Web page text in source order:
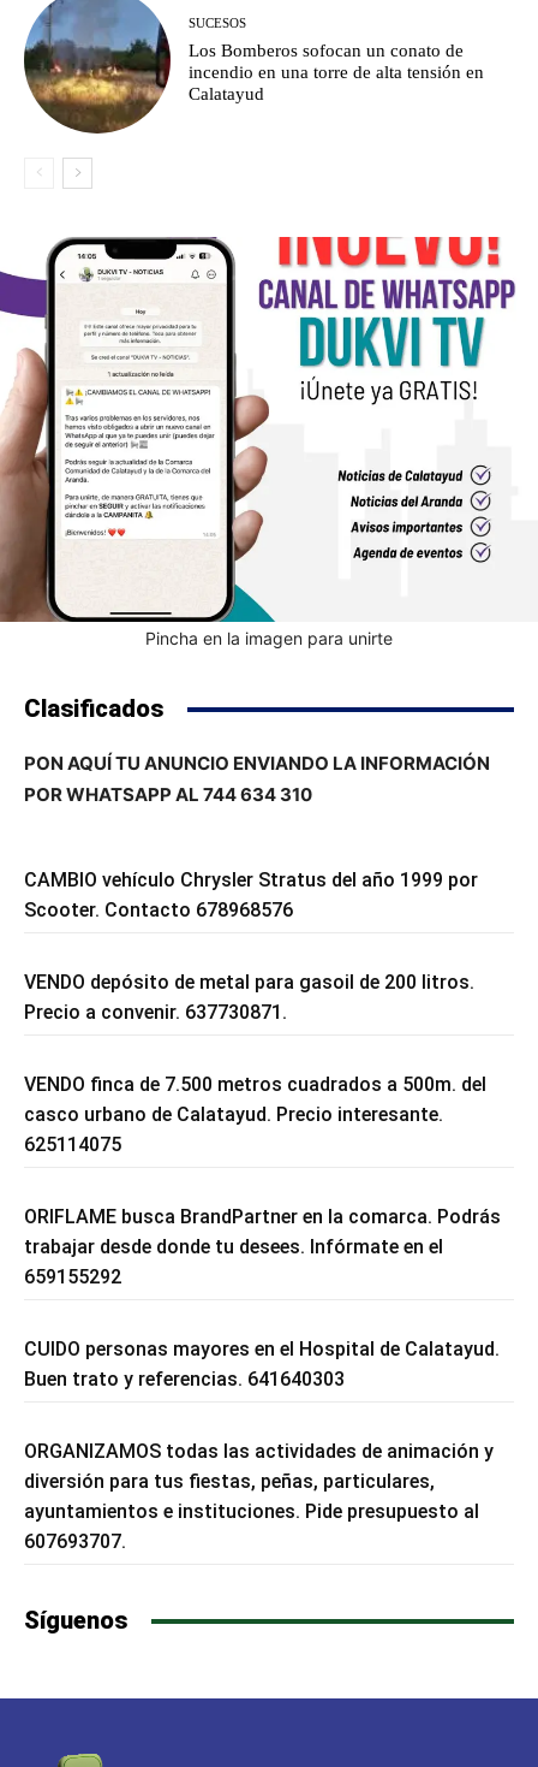
SUCESOS
Los Bomberos sofocan un conato de
incendio en una torre de alta tensión en
Calatayud
Pincha en la imagen para unirte
Clasificados
PON AQUÍ TU ANUNCIO ENVIANDO LA INFORMACIÓN
POR WHATSAPP AL 744 634 310
CAMBIO vehículo Chrysler Stratus del año 1999 por
Scooter. Contacto 678968576
VENDO depósito de metal para gasoil de 200 litros.
Precio a convenir. 637730871.
VENDO finca de 7.500 metros cuadrados a 500m. del
casco urbano de Calatayud. Precio interesante.
625114075
ORIFLAME busca BrandPartner en la comarca. Podrás
trabajar desde donde tu desees. Infórmate en el
659155292
CUIDO personas mayores en el Hospital de Calatayud.
Buen trato y referencias. 641640303
ORGANIZAMOS todas las actividades de animación y
diversión para tus fiestas, peñas, particulares,
ayuntamientos e instituciones. Pide presupuesto al
607693707.
Síguenos